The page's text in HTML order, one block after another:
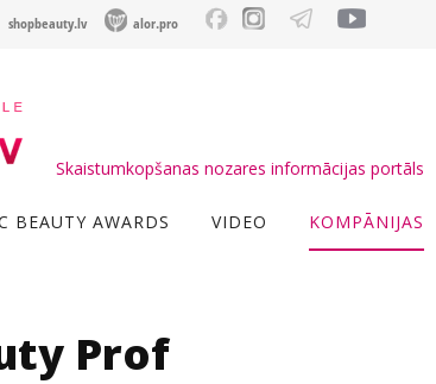
shopbeauty.lv alor.pro
Skaistumkopšanas nozares informācijas portāls
BEAUTY AWARDS VIDEO KOMPĀNIJAS
Prof